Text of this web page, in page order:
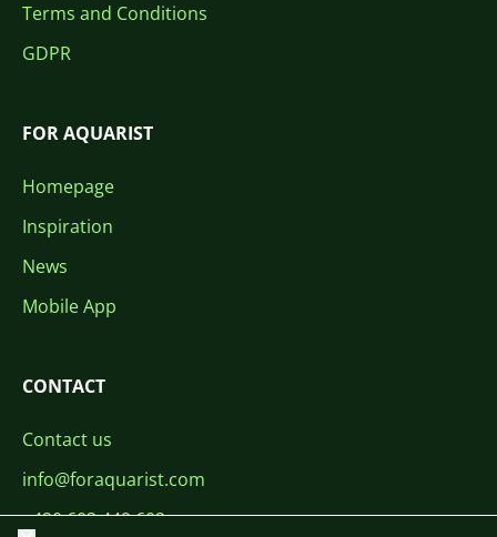
Terms and Conditions
GDPR
FOR AQUARIST
Homepage
Inspiration
News
Mobile App
CONTACT
Contact us
info@foraquarist.com
+420 603 449 602